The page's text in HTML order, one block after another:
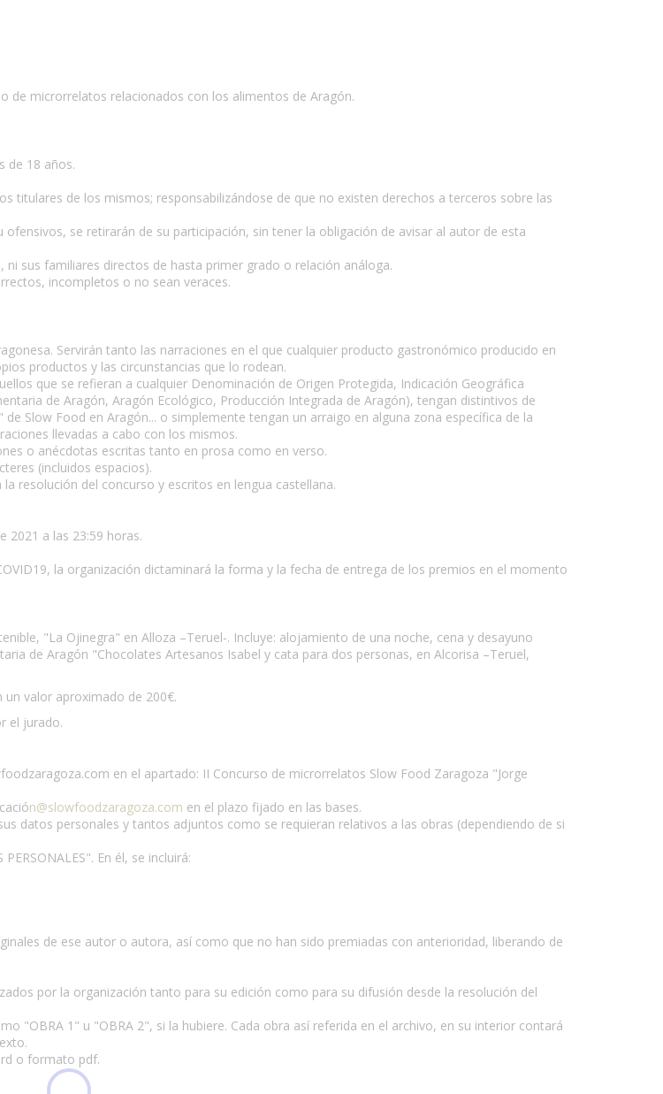
de microrrelatos relacionados con los alimentos de Aragón.
de 18 años.
titulares de los mismos; responsabilizándose de que no existen derechos a terceros sobre las
se retirarán de su participación, sin tener la obligación de avisar al autor de esta
sus familiares directos de hasta primer grado o relación análoga.
incompletos o no sean veraces.
Servirán tanto las narraciones en el que cualquier producto gastronómico producido en
productos y las circunstancias que lo rodean.
que se refieran a cualquier Denominación de Origen Protegida, Indicación Geográfica
de Aragón, Aragón Ecológico, Producción Integrada de Aragón), tengan distintivos de
Slow Food en Aragón... o simplemente tengan un arraigo en alguna zona específica de la
llevadas a cabo con los mismos.
o anécdotas escritas tanto en prosa como en verso.
(incluidos espacios).
resolución del concurso y escritos en lengua castellana.
2021 a las 23:59 horas.
la organización dictaminará la forma y la fecha de entrega de los premios en el momento
"La Ojinegra" en Alloza –Teruel-. Incluye: alojamiento de una noche, cena y desayuno
de Aragón "Chocolates Artesanos Isabel y cata para dos personas, en Alcorisa –Teruel,
valor aproximado de 200€.
el jurado.
en el apartado: II Concurso de microrrelatos Slow Food Zaragoza "Jorge
n@slowfoodzaragoza.com en el plazo fijado en las bases.
datos personales y tantos adjuntos como se requieran relativos a las obras (dependiendo de si
En él, se incluirá:
de ese autor o autora, así como que no han sido premiadas con anterioridad, liberando de
por la organización tanto para su edición como para su difusión desde la resolución del
"OBRA 1" u "OBRA 2", si la hubiere. Cada obra así referida en el archivo, en su interior contará
o formato pdf.